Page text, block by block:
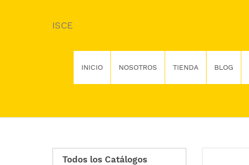
ISCE
INICIO NOSOTROS TIENDA BLOG
Todos los Catálogos